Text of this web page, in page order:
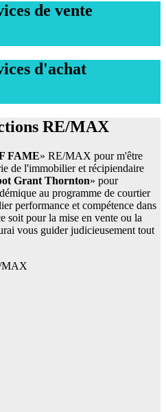
de vente
d'achat
RE/MAX
FAME» RE/MAX pour m'être
de l'immobilier et récipiendaire
Grant Thornton» pour
au programme de courtier
performance et compétence dans
soit pour la mise en vente ou la
vous guider judicieusement tout